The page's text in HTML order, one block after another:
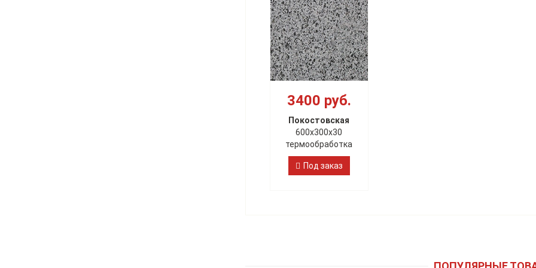
3400 руб.
Покостовская
600х300х30
термообработка
Под заказ